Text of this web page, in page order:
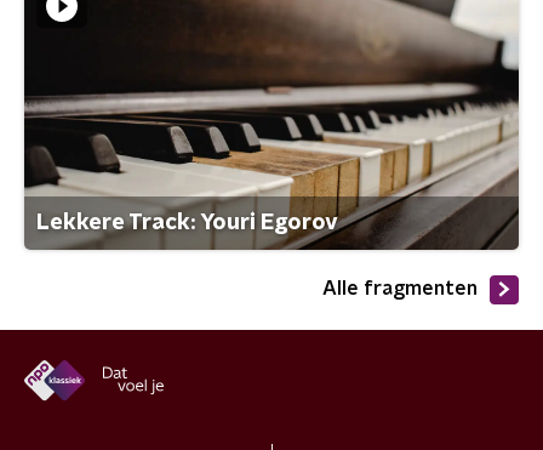
Lekkere Track: Youri Egorov
Alle fragmenten